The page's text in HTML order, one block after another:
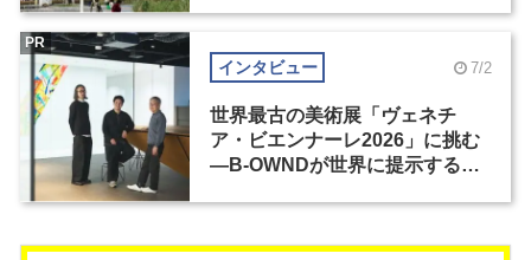
インタビュー 7/2
世界最古の美術展「ヴェネチ
ア・ビエンナーレ2026」に挑む
―B-OWNDが世界に提示する美
PR